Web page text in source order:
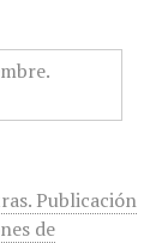
Publicación
de